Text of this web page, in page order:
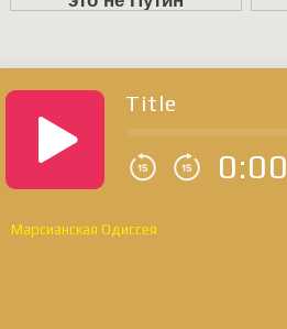
Title
0:00
Марсианская Одиссея